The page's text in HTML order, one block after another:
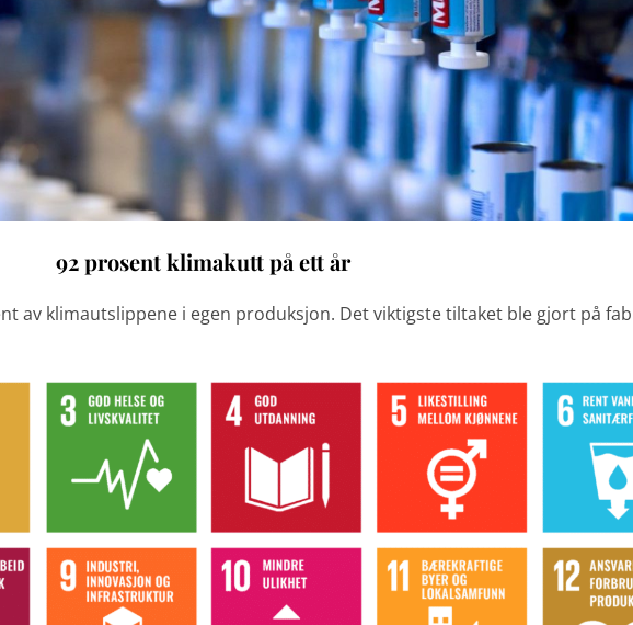
92 prosent klimakutt på ett år
av klimautslippene i egen produksjon. Det viktigste tiltaket ble gjort på